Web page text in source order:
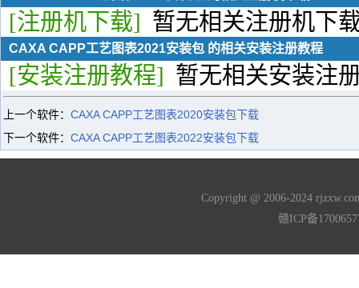
[注册机下载] 暂无相关注册机下
CAXA CAPP工艺图表2021安装包 的相关安装注册教程
[安装注册教程] 暂无相关安装注
上一个软件： CAXA CAPP工艺图表2020安装包下载
下一个软件： CAXA CAPP工艺图表2022安装包下载
Copyright @ 2006-2024
赣ICP备